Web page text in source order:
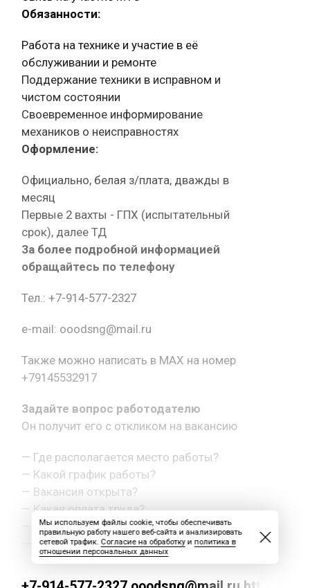
Обязанности:
Работа на технике и участие в её
обслуживании и ремонте
Поддержание техники в исправном и
чистом состоянии
Своевременное информирование
механиков о неисправностях
Оформление:
Официально, белая з/плата, дважды в
месяц
Первые 2 вахты - ГПХ (испытательный
срок), далее ТД
За более подробной информацией
обращайтесь по телефону
Тел.: +7-914-577-2327
e-mail: ooodsng@mail.ru
Также можно написать в MAX на номер
+79145532917
Задайте вопрос работодателю
Он получит его с откликом на вакансию
— Где располагается место работы?
— Какой график работы?
— Вакансия открыта?
— Какая оплата труда?
— Как с вами связаться?
— Другой вопрос.
Мы используем файлы cookie, чтобы обеспечивать
правильную работу нашего веб-сайта и анализировать
сетевой трафик. Согласие на обработкуи политика в
отношении персональных данных